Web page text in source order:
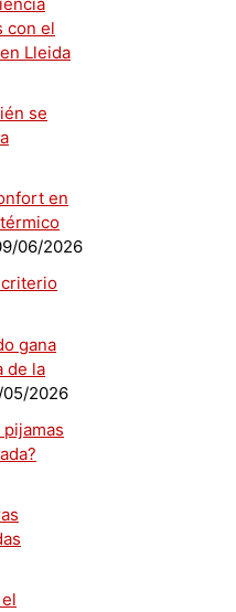
con el
Lleida
se
en
06/2026
gana
de la
05/2026